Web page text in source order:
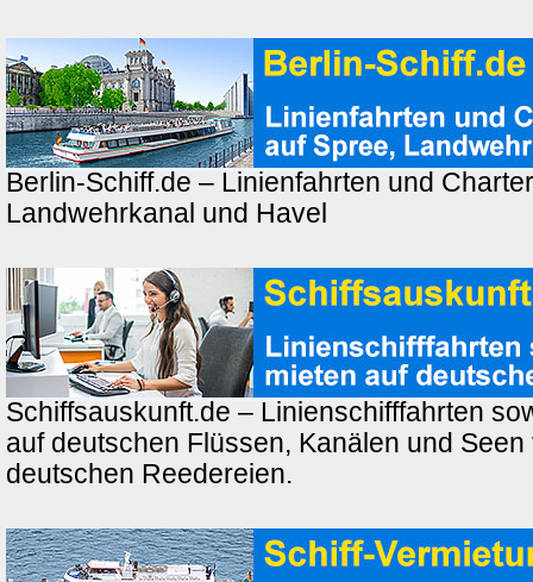
Berlin-Schiff.de – Linienfahrten und
Landwehrkanal und Havel
Schiffsauskunft.de – Linienschifffahrten
auf deutschen Flüssen, Kanälen und Seen
deutschen Reedereien.